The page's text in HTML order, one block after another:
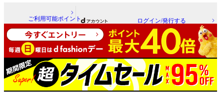
ご利用可能ポイント ログイン/発行する